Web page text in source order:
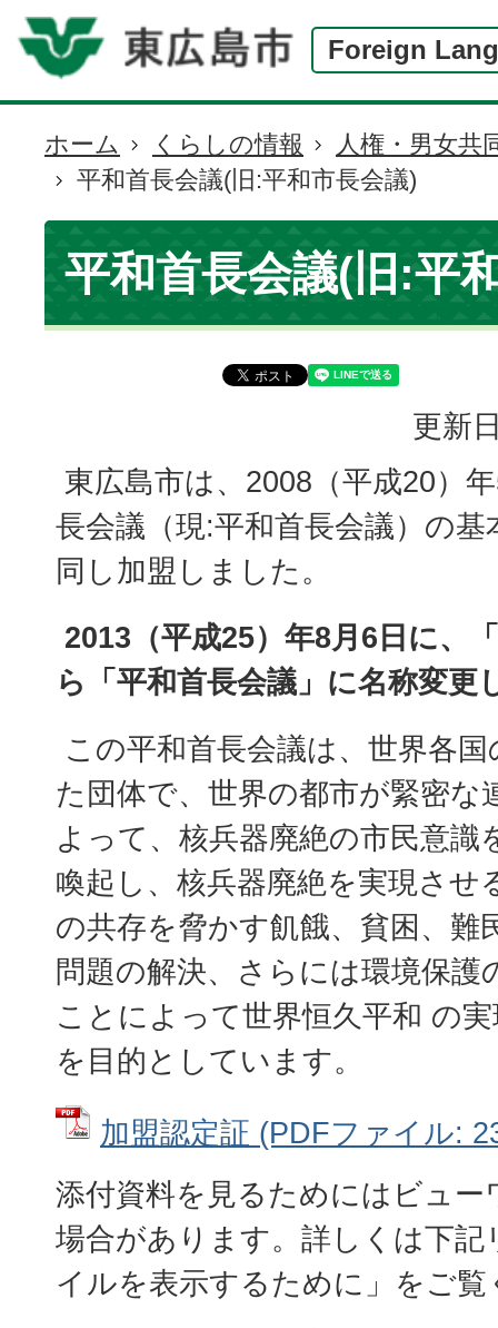
Foreign
現
在
の
位
置
ホーム くらしの情報
人権・男女共
平和首長会議(旧:平和市長会議)
平和首長会議(旧:平
更新
東広島市は、2008（平成20）
長会議（現:平和首長会議）の
同し加盟しました。
2013（平成25）年8月6日に、
ら「平和首長会議」に名称変更
この平和首長会議は、世界各
た団体で、世界の都市が緊密な
よって、核兵器廃絶の市民意識
喚起し、核兵器廃絶を実現させ
の共存を脅かす飢餓、貧困、難
問題の解決、さらには環境保護
ことによって世界恒久平和 の
を目的としています。
加盟認定証 (PDFファイル:
添付資料を見るためにはビュー
場合があります。詳しくは下記
イルを表示するために」をご覧